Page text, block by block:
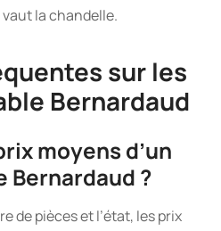
la chandelle.
sur les
Bernardaud
moyens d’un
Bernardaud ?
de pièces et l’état, les prix